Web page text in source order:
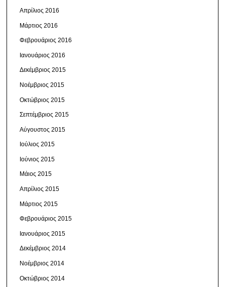
Απρίλιος 2016
Μάρτιος 2016
Φεβρουάριος 2016
Ιανουάριος 2016
Δεκέμβριος 2015
Νοέμβριος 2015
Οκτώβριος 2015
Σεπτέμβριος 2015
Αύγουστος 2015
Ιούλιος 2015
Ιούνιος 2015
Μάιος 2015
Απρίλιος 2015
Μάρτιος 2015
Φεβρουάριος 2015
Ιανουάριος 2015
Δεκέμβριος 2014
Νοέμβριος 2014
Οκτώβριος 2014